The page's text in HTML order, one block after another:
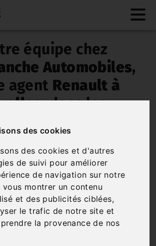
des cookies
des cookies et d'autres
de suivi pour améliorer
de navigation sur notre
vous montrer un contenu
et des publicités ciblées,
le trafic de notre site et
la provenance de nos
équipe chez
Automobiles,
agent Renault à
, dans les
propose de
services.
Vitrollesvous accompagne
les étapes de la vie de votre
l'achaten passant par l'entretien
esthétique, lacarrosserie
jusqu'à lavente de la